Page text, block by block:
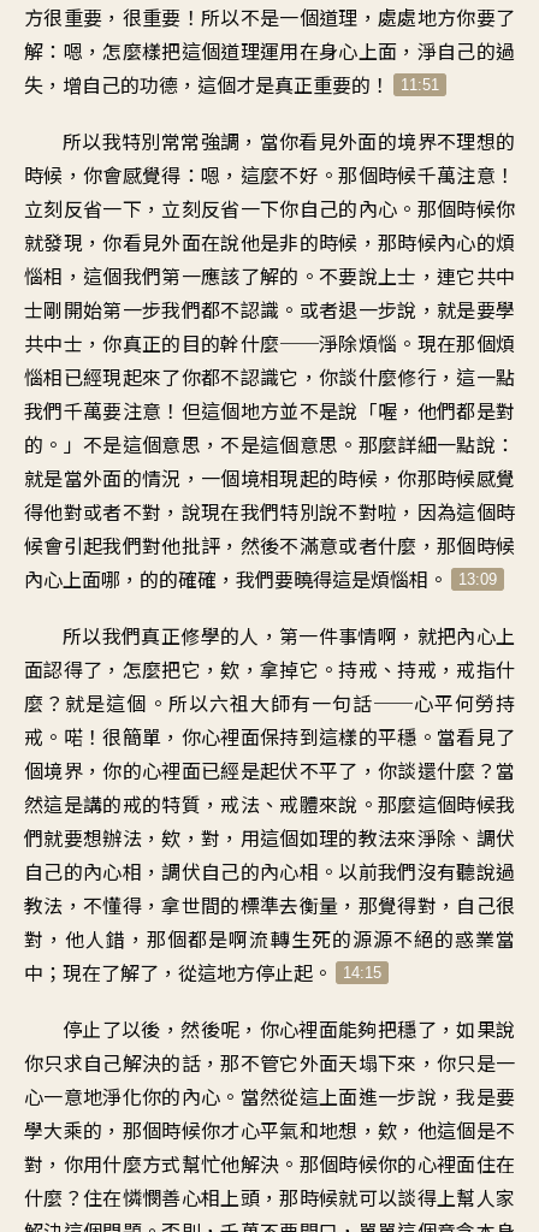
方很重要，很重要！所以不是一個道理，處處地方你要了
解：嗯，怎麼樣把這個道理運用在身心上面，淨自己的過
失，增自己的功德，這個才是真正重要的！
11:51
所以我特別常常強調，當你看見外面的境界不理想的
時候，你會感覺得：嗯，這麼不好。那個時候千萬注意！
立刻反省一下，立刻反省一下你自己的內心。那個時候你
就發現，你看見外面在說他是非的時候，那時候內心的煩
惱相，這個我們第一應該了解的。不要說上士，連它共中
士剛開始第一步我們都不認識。或者退一步說，就是要學
共中士，你真正的目的幹什麼──淨除煩惱。現在那個煩
惱相已經現起來了你都不認識它，你談什麼修行，這一點
我們千萬要注意！但這個地方並不是說「喔，他們都是對
的。」不是這個意思，不是這個意思。那麼詳細一點說：
就是當外面的情況，一個境相現起的時候，你那時候感覺
得他對或者不對，說現在我們特別說不對啦，因為這個時
候會引起我們對他批評，然後不滿意或者什麼，那個時候
內心上面哪，的的確確，我們要曉得這是煩惱相。
13:09
所以我們真正修學的人，第一件事情啊，就把內心上
面認得了，怎麼把它，欸，拿掉它。持戒、持戒，戒指什
麼？就是這個。所以六祖大師有一句話──心平何勞持
戒。喏！很簡單，你心裡面保持到這樣的平穩。當看見了
個境界，你的心裡面已經是起伏不平了，你談還什麼？當
然這是講的戒的特質，戒法、戒體來說。那麼這個時候我
們就要想辦法，欸，對，用這個如理的教法來淨除、調伏
自己的內心相，調伏自己的內心相。以前我們沒有聽說過
教法，不懂得，拿世間的標準去衡量，那覺得對，自己很
對，他人錯，那個都是啊流轉生死的源源不絕的惑業當
中；現在了解了，從這地方停止起。
14:15
停止了以後，然後呢，你心裡面能夠把穩了，如果說
你只求自己解決的話，那不管它外面天塌下來，你只是一
心一意地淨化你的內心。當然從這上面進一步說，我是要
學大乘的，那個時候你才心平氣和地想，欸，他這個是不
對，你用什麼方式幫忙他解決。那個時候你的心裡面住在
什麼？住在憐憫善心相上頭，那時候就可以談得上幫人家